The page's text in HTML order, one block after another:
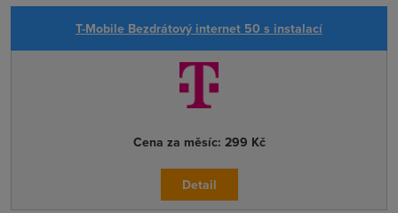
T-Mobile Bezdrátový internet 50 s instalací
Cena za měsíc: 299 Kč
Detail